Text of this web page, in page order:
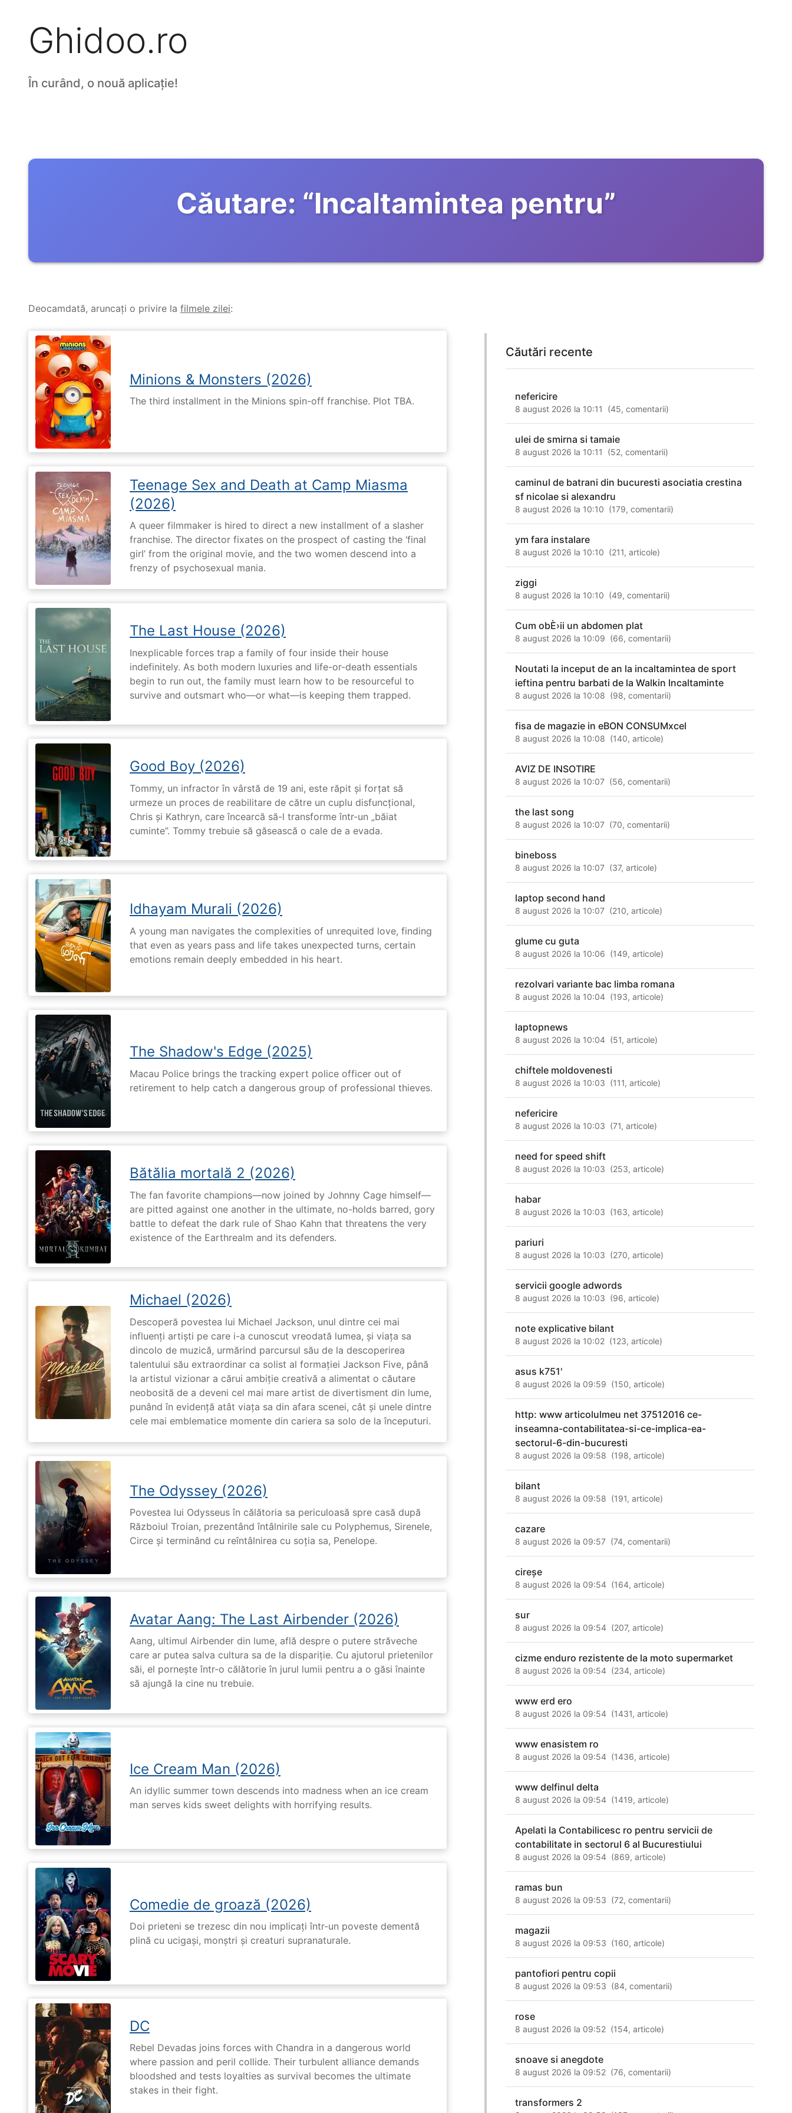
Ghidoo.ro
În curând, o nouă aplicație!
Căutare: “Incaltamintea pentru”
Deocamdată, aruncați o privire la filmele zilei:
Minions & Monsters (2026)
The third installment in the Minions spin-off franchise. Plot TBA.
Teenage Sex and Death at Camp Miasma
(2026)
A queer filmmaker is hired to direct a new installment of a slasher
franchise. The director fixates on the prospect of casting the ‘final
girl’ from the original movie, and the two women descend into a
frenzy of psychosexual mania.
The Last House (2026)
Inexplicable forces trap a family of four inside their house
indefinitely. As both modern luxuries and life-or-death essentials
begin to run out, the family must learn how to be resourceful to
survive and outsmart who—or what—is keeping them trapped.
Good Boy (2026)
Tommy, un infractor în vârstă de 19 ani, este răpit și forțat să
urmeze un proces de reabilitare de către un cuplu disfuncțional,
Chris și Kathryn, care încearcă să-l transforme într-un „băiat
cuminte”. Tommy trebuie să găsească o cale de a evada.
Idhayam Murali (2026)
A young man navigates the complexities of unrequited love, finding
that even as years pass and life takes unexpected turns, certain
emotions remain deeply embedded in his heart.
The Shadow's Edge (2025)
Macau Police brings the tracking expert police officer out of
retirement to help catch a dangerous group of professional thieves.
Bătălia mortală 2 (2026)
The fan favorite champions—now joined by Johnny Cage himself—
are pitted against one another in the ultimate, no-holds barred, gory
battle to defeat the dark rule of Shao Kahn that threatens the very
existence of the Earthrealm and its defenders.
Michael (2026)
Descoperă povestea lui Michael Jackson, unul dintre cei mai
influenți artiști pe care i-a cunoscut vreodată lumea, și viața sa
dincolo de muzică, urmărind parcursul său de la descoperirea
talentului său extraordinar ca solist al formației Jackson Five, până
la artistul vizionar a cărui ambiție creativă a alimentat o căutare
neobosită de a deveni cel mai mare artist de divertisment din lume,
punând în evidență atât viața sa din afara scenei, cât și unele dintre
cele mai emblematice momente din cariera sa solo de la începuturi.
The Odyssey (2026)
Povestea lui Odysseus în călătoria sa periculoasă spre casă după
Războiul Troian, prezentând întâlnirile sale cu Polyphemus, Sirenele,
Circe și terminând cu reîntâlnirea cu soția sa, Penelope.
Avatar Aang: The Last Airbender (2026)
Aang, ultimul Airbender din lume, află despre o putere străveche
care ar putea salva cultura sa de la dispariție. Cu ajutorul prietenilor
săi, el pornește într-o călătorie în jurul lumii pentru a o găsi înainte
să ajungă la cine nu trebuie.
Ice Cream Man (2026)
An idyllic summer town descends into madness when an ice cream
man serves kids sweet delights with horrifying results.
Comedie de groază (2026)
Doi prieteni se trezesc din nou implicați într-un poveste dementă
plină cu ucigași, monștri și creaturi supranaturale.
DC
Rebel Devadas joins forces with Chandra in a dangerous world
where passion and peril collide. Their turbulent alliance demands
bloodshed and tests loyalties as survival becomes the ultimate
stakes in their fight.
Căutări recente
nefericire
8 august 2026 la 10:11 (45,comentarii)
ulei de smirna si tamaie
8 august 2026 la 10:11 (52,comentarii)
caminul de batrani din bucuresti asociatia crestina
sf nicolae si alexandru
8 august 2026 la 10:10 (179,comentarii)
ym fara instalare
8 august 2026 la 10:10 (211,articole)
ziggi
8 august 2026 la 10:10 (49,comentarii)
Cum obÈ›ii un abdomen plat
8 august 2026 la 10:09 (66,comentarii)
Noutati la inceput de an la incaltamintea de sport
ieftina pentru barbati de la Walkin Incaltaminte
8 august 2026 la 10:08 (98,comentarii)
fisa de magazie in eBON CONSUMxcel
8 august 2026 la 10:08 (140,articole)
AVIZ DE INSOTIRE
8 august 2026 la 10:07 (56,comentarii)
the last song
8 august 2026 la 10:07 (70,comentarii)
bineboss
8 august 2026 la 10:07 (37,articole)
laptop second hand
8 august 2026 la 10:07 (210,articole)
glume cu guta
8 august 2026 la 10:06 (149,articole)
rezolvari variante bac limba romana
8 august 2026 la 10:04 (193,articole)
laptopnews
8 august 2026 la 10:04 (51,articole)
chiftele moldovenesti
8 august 2026 la 10:03 (111,articole)
nefericire
8 august 2026 la 10:03 (71,articole)
need for speed shift
8 august 2026 la 10:03 (253,articole)
habar
8 august 2026 la 10:03 (163,articole)
pariuri
8 august 2026 la 10:03 (270,articole)
servicii google adwords
8 august 2026 la 10:03 (96,articole)
note explicative bilant
8 august 2026 la 10:02 (123,articole)
asus k751'
8 august 2026 la 09:59 (150,articole)
http: www articolulmeu net 37512016 ce-
inseamna-contabilitatea-si-ce-implica-ea-
sectorul-6-din-bucuresti
8 august 2026 la 09:58 (198,articole)
bilant
8 august 2026 la 09:58 (191,articole)
cazare
8 august 2026 la 09:57 (74,comentarii)
cireșe
8 august 2026 la 09:54 (164,articole)
sur
8 august 2026 la 09:54 (207,articole)
cizme enduro rezistente de la moto supermarket
8 august 2026 la 09:54 (234,articole)
www erd ero
8 august 2026 la 09:54 (1431,articole)
www enasistem ro
8 august 2026 la 09:54 (1436,articole)
www delfinul delta
8 august 2026 la 09:54 (1419,articole)
Apelati la Contabilicesc ro pentru servicii de
contabilitate in sectorul 6 al Bucurestiului
8 august 2026 la 09:54 (869,articole)
ramas bun
8 august 2026 la 09:53 (72,comentarii)
magazii
8 august 2026 la 09:53 (160,articole)
pantofiori pentru copii
8 august 2026 la 09:53 (84,comentarii)
rose
8 august 2026 la 09:52 (154,articole)
snoave si anegdote
8 august 2026 la 09:52 (76,comentarii)
transformers 2